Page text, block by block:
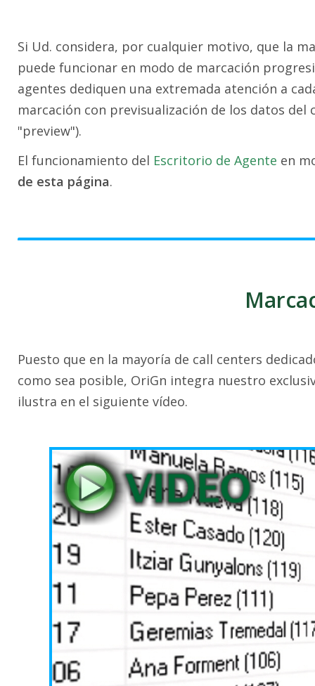
Si Ud. considera, por cualquier motivo, que la
puede funcionar en modo de marcación
agentes dediquen una extremada atención a
marcación con previsualización de los datos
"preview").
El funcionamiento del Escritorio de Agente en
de esta página.
Puesto que en la mayoría de call centers
como sea posible, OriGn integra nuestro
ilustra en el siguiente vídeo.